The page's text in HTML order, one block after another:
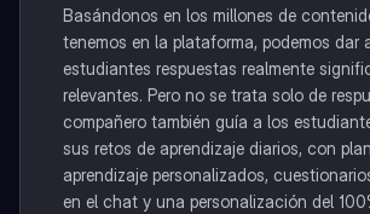
Basándonos en los millones de
tenemos en la plataforma, podemos dar
estudiantes respuestas realmente
relevantes. Pero no se trata solo de
compañero también guía a los
sus retos de aprendizaje diarios, con
aprendizaje personalizados,
en el chat y una personalización del